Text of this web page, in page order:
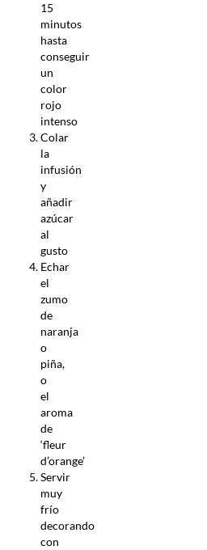
15
minutos
hasta
conseguir
un
color
rojo
intenso
Colar
la
infusión
y
añadir
azúcar
al
gusto
Echar
el
zumo
de
naranja
o
piña,
o
el
aroma
de
‘fleur
d’orange’
Servir
muy
frío
decorando
con